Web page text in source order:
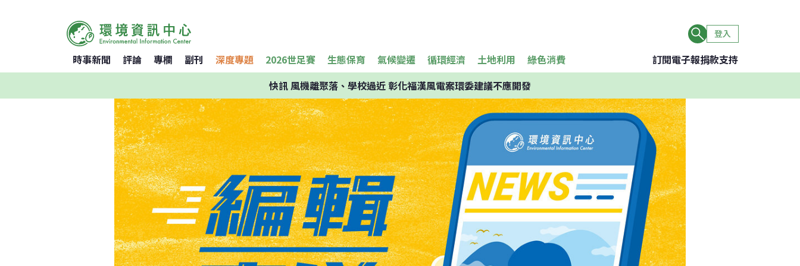
登入
時事新聞 評論 專欄 副刊 深度專題 2026世足賽 生態保育 氣候變遷 循環經濟 土地利用 綠色消費 訂閱電子報捐款支持
快訊風機離聚落、學校過近 彰化福漢風電案環委建議不應開發